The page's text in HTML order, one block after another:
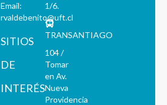
Email:
rvaldebenito@uft.cl
SITIOS
DE
INTERÉS
1/6.
TRANSANTIAGO
104 /
Tomar
en Av.
Nueva
Providencia